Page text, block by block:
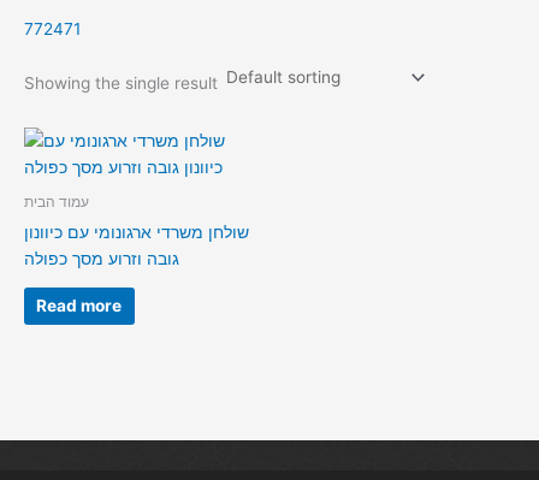
772471
Showing the single result
עמוד הבית
שולחן משרדי ארגונומי עם כיוונון
גובה וזרוע מסך כפולה
Read more